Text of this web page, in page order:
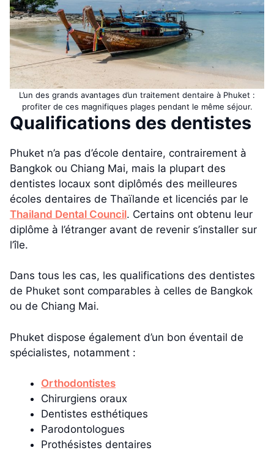
L’un des grands avantages d’un traitement dentaire à Phuket :
profiter de ces magnifiques plages pendant le même séjour.
Qualifications des dentistes
Phuket n’a pas d’école dentaire, contrairement à
Bangkok ou Chiang Mai, mais la plupart des
dentistes locaux sont diplômés des meilleures
écoles dentaires de Thaïlande et licenciés par le
Thailand Dental Council. Certains ont obtenu leur
diplôme à l’étranger avant de revenir s’installer sur
l’île.
Dans tous les cas, les qualifications des dentistes
de Phuket sont comparables à celles de Bangkok
ou de Chiang Mai.
Phuket dispose également d’un bon éventail de
spécialistes, notamment :
Orthodontistes
Chirurgiens oraux
Dentistes esthétiques
Parodontologues
Prothésistes dentaires